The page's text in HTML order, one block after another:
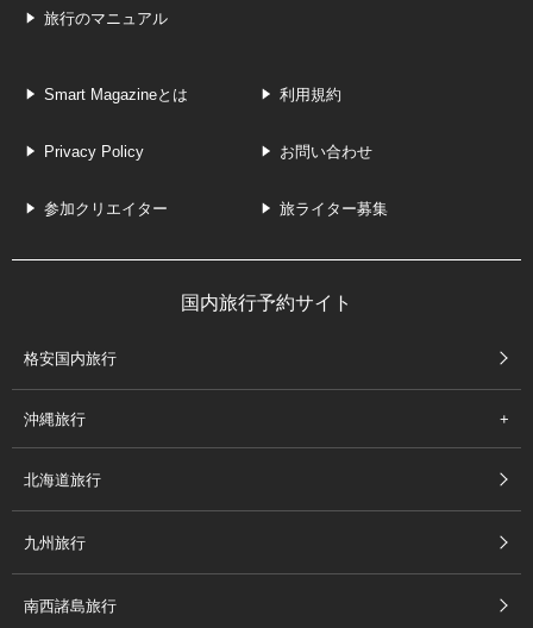
旅行のマニュアル
Smart Magazineとは 利用規約
Privacy Policy お問い合わせ
参加クリエイター 旅ライター募集
国内旅行予約サイト
格安国内旅行
沖縄旅行
北海道旅行
九州旅行
南西諸島旅行